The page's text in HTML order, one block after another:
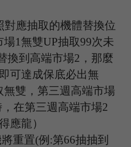
應抽取的機體替換位
場1 無雙UP抽取99次未
換到高端市場2 ，那麼
可達成保底必出無
雙，第三週高端市場
在第三週高端市場2
應龍）
重置(例 :第66抽抽到